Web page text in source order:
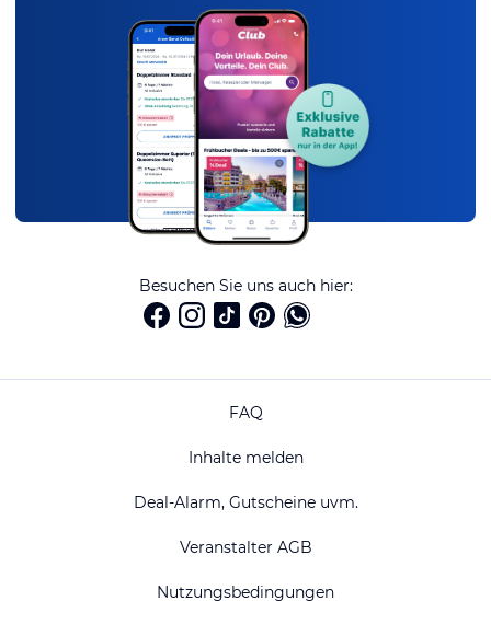
Besuchen Sie uns auch hier:
FAQ
Inhalte melden
Deal-Alarm, Gutscheine uvm.
Veranstalter AGB
Nutzungsbedingungen